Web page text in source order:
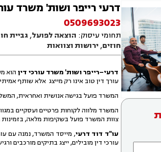
דרעי רייפר ושות' משרד
0509693023
תחומי עיסוק: הוצאה לפועל,גביית
חוזים,ירושות וצוואות
דרעי–רייפר ושות' משרד עורכי דין הוא
עורך דין טוב אינו רק מייצג אלא שותף
המשרד פועל בגישה אנושית ואחראית,
המשרד מלווה לקוחות פרטיים ועסקיים
צוות המשרד פועל בשקיפות מלאה, בזמינות
עו"ד דוד דרעי, מייסד המשרד, נמנה עם
עורכי דין מובילים, ייצג בתיקים מורכבים